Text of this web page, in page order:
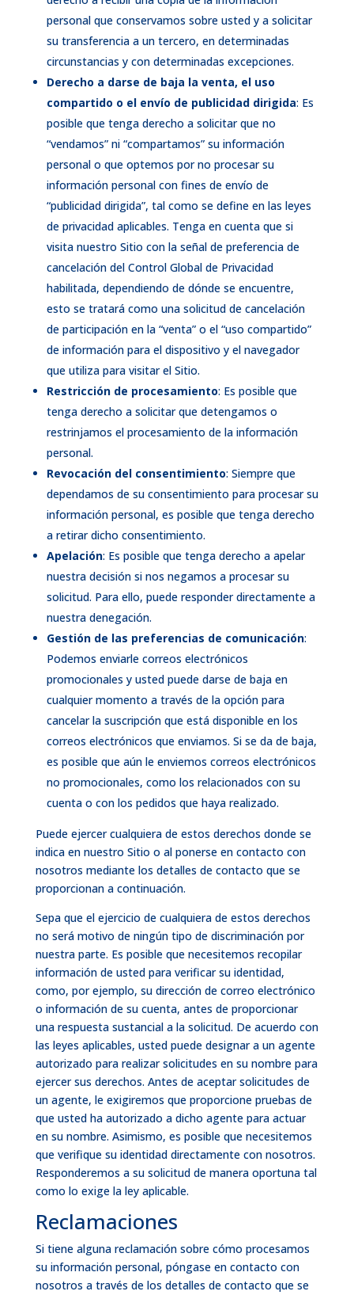
personal que conservamos sobre usted y a solicitar
su transferencia a un tercero, en determinadas
circunstancias y con determinadas excepciones.
Derecho a darse de baja la venta, el uso
compartido o el envío de publicidad dirigida: Es
posible que tenga derecho a solicitar que no
“vendamos” ni “compartamos” su información
personal o que optemos por no procesar su
información personal con fines de envío de
“publicidad dirigida”, tal como se define en las leyes
de privacidad aplicables. Tenga en cuenta que si
visita nuestro Sitio con la señal de preferencia de
cancelación del Control Global de Privacidad
habilitada, dependiendo de dónde se encuentre,
esto se tratará como una solicitud de cancelación
de participación en la “venta” o el “uso compartido”
de información para el dispositivo y el navegador
que utiliza para visitar el Sitio.
Restricción de procesamiento: Es posible que
tenga derecho a solicitar que detengamos o
restrinjamos el procesamiento de la información
personal.
Revocación del consentimiento: Siempre que
dependamos de su consentimiento para procesar su
información personal, es posible que tenga derecho
a retirar dicho consentimiento.
Apelación: Es posible que tenga derecho a apelar
nuestra decisión si nos negamos a procesar su
solicitud. Para ello, puede responder directamente a
nuestra denegación.
Gestión de las preferencias de comunicación:
Podemos enviarle correos electrónicos
promocionales y usted puede darse de baja en
cualquier momento a través de la opción para
cancelar la suscripción que está disponible en los
correos electrónicos que enviamos. Si se da de baja,
es posible que aún le enviemos correos electrónicos
no promocionales, como los relacionados con su
cuenta o con los pedidos que haya realizado.
Puede ejercer cualquiera de estos derechos donde se
indica en nuestro Sitio o al ponerse en contacto con
nosotros mediante los detalles de contacto que se
proporcionan a continuación.
Sepa que el ejercicio de cualquiera de estos derechos
no será motivo de ningún tipo de discriminación por
nuestra parte. Es posible que necesitemos recopilar
información de usted para verificar su identidad,
como, por ejemplo, su dirección de correo electrónico
o información de su cuenta, antes de proporcionar
una respuesta sustancial a la solicitud. De acuerdo con
las leyes aplicables, usted puede designar a un agente
autorizado para realizar solicitudes en su nombre para
ejercer sus derechos. Antes de aceptar solicitudes de
un agente, le exigiremos que proporcione pruebas de
que usted ha autorizado a dicho agente para actuar
en su nombre. Asimismo, es posible que necesitemos
que verifique su identidad directamente con nosotros.
Responderemos a su solicitud de manera oportuna tal
como lo exige la ley aplicable.
Reclamaciones
Si tiene alguna reclamación sobre cómo procesamos
su información personal, póngase en contacto con
nosotros a través de los detalles de contacto que se